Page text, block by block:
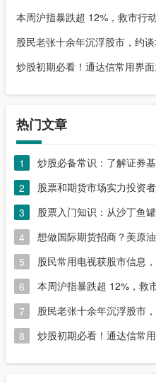
本周沪指暴跌超 12%，救市行
股民老张十余年沉浮股市，约
炒股初期必看！通达信常用界
热门文章
1
炒股必备常识：了解证券
2
3
4
想做国际期货招商？美原
5
6
本周沪指暴跌超 12%，救
7
股民老张十余年沉浮股市
8
炒股初期必看！通达信常